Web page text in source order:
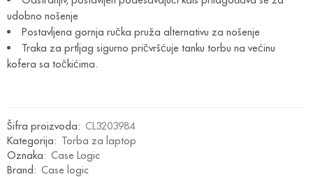
udobno nošenje
Postavljena gornja ručka pruža alternativu za nošenje
Traka za prtljag sigurno pričvršćuje tanku torbu na većinu
kofera sa točkićima.
Šifra proizvoda: CL3203984
Kategorija: Torba za laptop
Oznaka: Case Logic
Brand: Case logic